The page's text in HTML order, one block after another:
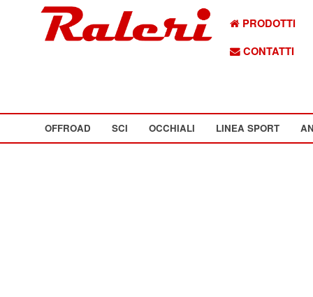
PRODOTTI
CONTATTI
OFFROAD SCI OCCHIALI LINEA SPORT